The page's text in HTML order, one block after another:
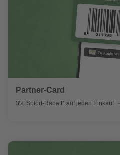
Partner-Card
3% Sofort-Rabatt* auf jeden Einkauf